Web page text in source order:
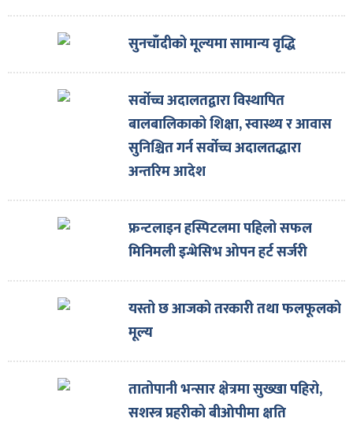
सुनचाँदीको मूल्यमा सामान्य वृद्धि
सर्वोच्च अदालतद्वारा विस्थापित
बालबालिकाको शिक्षा, स्वास्थ्य र आवास
सुनिश्चित गर्न सर्वोच्च अदालतद्धारा
अन्तरिम आदेश
फ्रन्टलाइन हस्पिटलमा पहिलो सफल
मिनिमली इन्भेसिभ ओपन हर्ट सर्जरी
यस्तो छ आजको तरकारी तथा फलफूलको
मूल्य
तातोपानी भन्सार क्षेत्रमा सुख्खा पहिरो,
सशस्त्र प्रहरीको बीओपीमा क्षति